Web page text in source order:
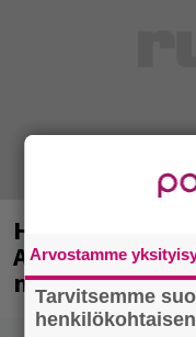
Huomenna se
A.W. Yrjänän
Arvostamme
Tarvitsemme